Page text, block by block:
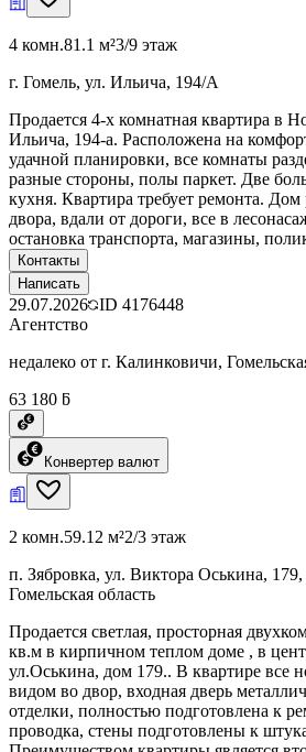
4 комн.81.1 м²3/9 этаж
г. Гомель, ул. Ильича, 194/А
Продается 4-х комнатная квартира в
Ильича, 194-а. Расположена на
удачной планировки, все комнаты
разные стороны, полы паркет. Две
кухня. Квартира требует ремонта.
двора, вдали от дороги, все в
остановка транспорта, магазины,
Контакты
Написать
29.07.2026 ID 4176448
Агентство
недалеко от г. Калинковичи,
63 180 ƃ
Конвертер валют
2 комн.59.12 м²2/3 этаж
п. Зябровка, ул. Виктора Оськина,
Гомельская область
Продается светлая, просторная
кв.м в кирпичном теплом доме , в
ул.Оськина, дом 179.. В квартире все
видом во двор, входная дверь
отделки, полностью подготовлена к
проводка, стены подготовлены к